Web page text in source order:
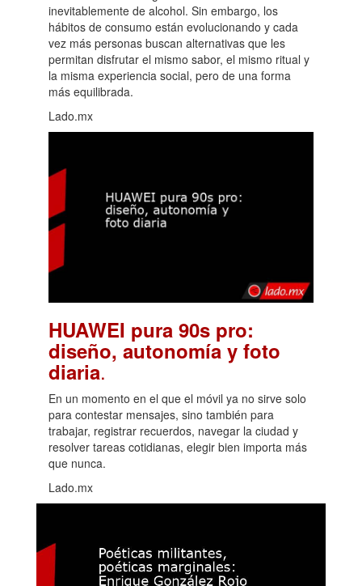
inevitablemente de alcohol. Sin embargo, los
hábitos de consumo están evolucionando y cada
vez más personas buscan alternativas que les
permitan disfrutar el mismo sabor, el mismo ritual y
la misma experiencia social, pero de una forma
más equilibrada.
Lado.mx
HUAWEI pura 90s pro:
diseño, autonomía y foto
diaria.
En un momento en el que el móvil ya no sirve solo
para contestar mensajes, sino también para
trabajar, registrar recuerdos, navegar la ciudad y
resolver tareas cotidianas, elegir bien importa más
que nunca.
Lado.mx